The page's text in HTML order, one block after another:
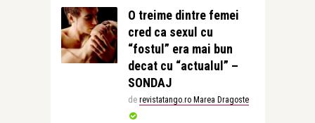
O treime dintre femei
cred ca sexul cu
“fostul” era mai bun
decat cu “actualul” –
SONDAJ
de revistatango.ro Marea Dragoste